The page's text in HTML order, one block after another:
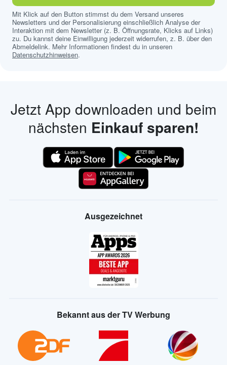
Mit Klick auf den Button stimmst du dem Versand unseres
Newsletters und der Personalisierung einschließlich Analyse der
Interaktion mit dem Newsletter (z. B. Öffnungsrate, Klicks auf Links)
zu. Du kannst deine Einwilligung jederzeit widerrufen, z. B. über den
Abmeldelink. Mehr Informationen findest du in unseren
Datenschutzhinweisen.
Jetzt App downloaden und beim
nächsten Einkauf sparen!
Ausgezeichnet
Bekannt aus der TV Werbung